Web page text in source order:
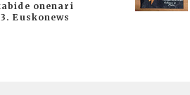
onenari
Euskonews